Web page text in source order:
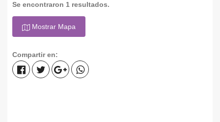
Se encontraron 1 resultados.
Mostrar Mapa
Compartir en: